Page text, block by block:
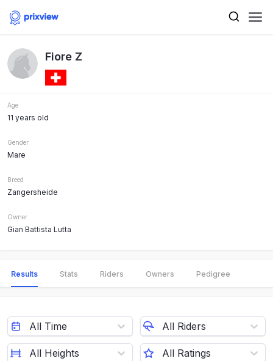
Fiore Z
Age
11 years old
Gender
Mare
Breed
Zangersheide
Owner
Gian Battista Lutta
Results Stats Riders Owners Pedigree
All Time All Riders
All Heights All Ratings